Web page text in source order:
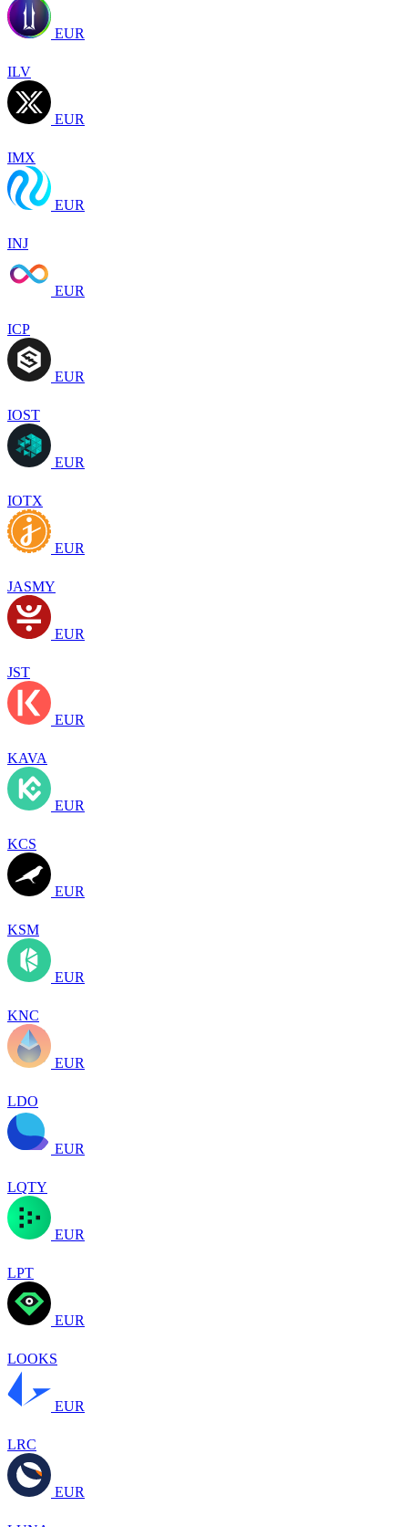
EUR
ILV
EUR
IMX
EUR
INJ
EUR
ICP
EUR
IOST
EUR
IOTX
EUR
JASMY
EUR
JST
EUR
KAVA
EUR
KCS
EUR
KSM
EUR
KNC
EUR
LDO
EUR
LQTY
EUR
LPT
EUR
LOOKS
EUR
LRC
EUR